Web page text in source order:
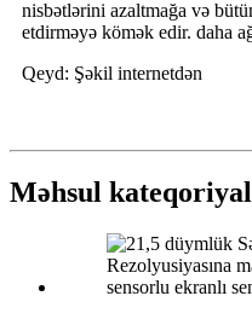
nisbətlərini azaltmağa və
etdirməyə kömək edir. daha
Qeyd: Şəkil internetdən
Məhsul